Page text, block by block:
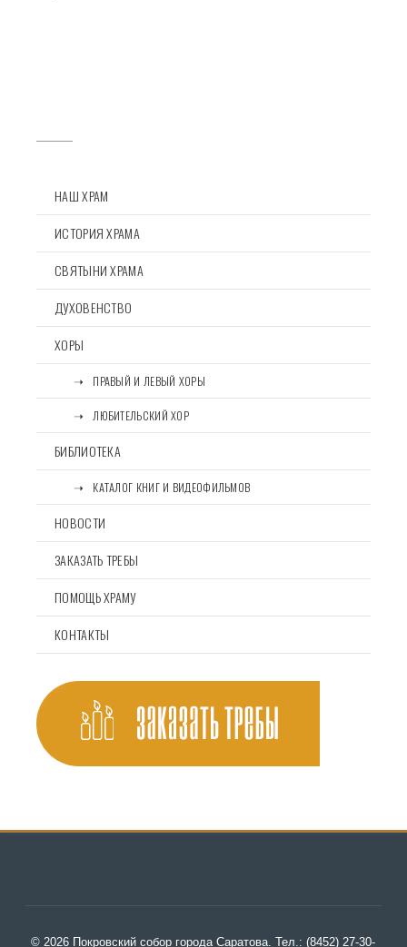
НАШ ХРАМ
ИСТОРИЯ ХРАМА
СВЯТЫНИ ХРАМА
ДУХОВЕНСТВО
ХОРЫ
⠀⠀➝⠀ПРАВЫЙ И ЛЕВЫЙ ХОРЫ
⠀⠀➝⠀ЛЮБИТЕЛЬСКИЙ ХОР
БИБЛИОТЕКА
⠀⠀➝⠀КАТАЛОГ КНИГ И ВИДЕОФИЛЬМОВ
НОВОСТИ
ЗАКАЗАТЬ ТРЕБЫ
ПОМОЩЬ ХРАМУ
КОНТАКТЫ
© 2026 Покровский собор города Саратова. Тел.: (8452) 27-30-